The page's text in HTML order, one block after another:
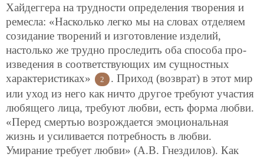
Хайдеггера на трудности определения творения и
ремесла: «Насколько легко мы на словах отделяем
созидание творений и изготовление изделий,
настолько же трудно проследить оба способа про-
изведения в соответствующих им сущностных
характеристиках»
2
. Приход (возврат) в этот мир
или уход из него как ничто другое требуют участия
любящего лица, требуют любви, есть форма любви.
«Перед смертью возрождается эмоциональная
жизнь и усиливается потребность в любви.
Умирание требует любви» (А.В. Гнездилов). Как